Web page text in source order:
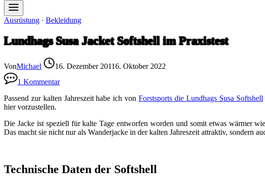
Ausrüstung · Bekleidung
Lundhags Susa Jacket Softshell im Praxistest
VonMichael 16. Dezember 20116. Oktober 2022
1 Kommentar
Passend zur kalten Jahreszeit habe ich vonForstsports die Lundhags Susa Softshell
hier vorzustellen.
Die Jacke ist speziell für kalte Tage entworfen worden und somit etwas wärmer
Das macht sie nicht nur als Wanderjacke in der kalten Jahreszeit attraktiv, sondern
Technische Daten der Softshell